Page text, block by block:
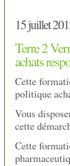
15 juillet
Terre 2
achats
Cette
politique
Vous
cette
Cette